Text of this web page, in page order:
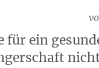
für ein